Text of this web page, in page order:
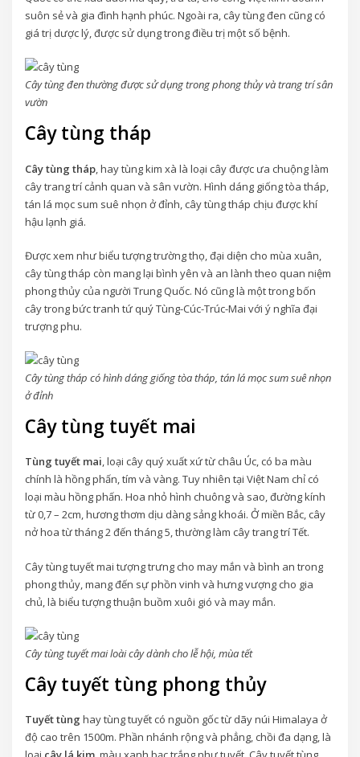
suôn sẻ và gia đình hạnh phúc. Ngoài ra, cây tùng đen cũng có
giá trị dược lý, được sử dụng trong điều trị một số bệnh.
Cây tùng đen thường được sử dụng trong phong thủy và trang trí sân
vườn
Cây tùng tháp
Cây tùng tháp, hay tùng kim xà là loại cây được ưa chuộng làm
cây trang trí cảnh quan và sân vườn. Hình dáng giống tòa tháp,
tán lá mọc sum suê nhọn ở đỉnh, cây tùng tháp chịu được khí
hậu lạnh giá.
Được xem như biểu tượng trường thọ, đại diện cho mùa xuân,
cây tùng tháp còn mang lại bình yên và an lành theo quan niệm
phong thủy của người Trung Quốc. Nó cũng là một trong bốn
cây trong bức tranh tứ quý Tùng-Cúc-Trúc-Mai với ý nghĩa đại
trượng phu.
Cây tùng tháp có hình dáng giống tòa tháp, tán lá mọc sum suê nhọn
ở đỉnh
Cây tùng tuyết mai
Tùng tuyết mai, loại cây quý xuất xứ từ châu Úc, có ba màu
chính là hồng phấn, tím và vàng. Tuy nhiên tại Việt Nam chỉ có
loại màu hồng phấn. Hoa nhỏ hình chuông và sao, đường kính
từ 0,7 – 2cm, hương thơm dịu dàng sảng khoái. Ở miền Bắc, cây
nở hoa từ tháng 2 đến tháng 5, thường làm cây trang trí Tết.
Cây tùng tuyết mai tượng trưng cho may mắn và bình an trong
phong thủy, mang đến sự phồn vinh và hưng vượng cho gia
chủ, là biểu tượng thuận buồm xuôi gió và may mắn.
Cây tùng tuyết mai loài cây dành cho lễ hội, mùa tết
Cây tuyết tùng phong thủy
Tuyết tùng hay tùng tuyết có nguồn gốc từ dãy núi Himalaya ở
độ cao trên 1500m. Phần nhánh rộng và phẳng, chồi đa dạng, là